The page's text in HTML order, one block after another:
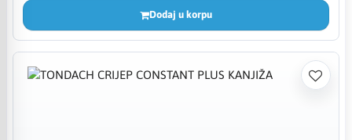
Dodaj u korpu